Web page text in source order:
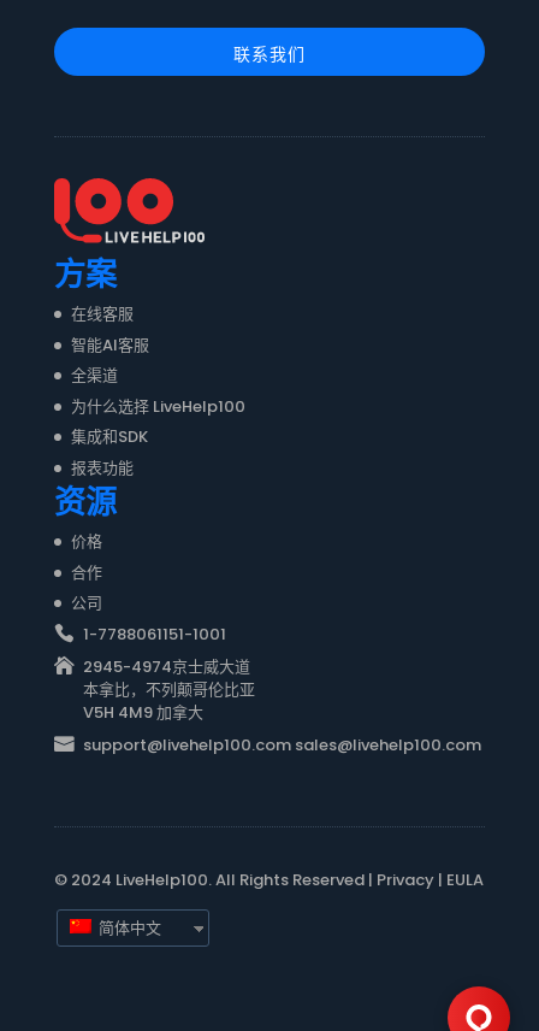
联系我们
方案
在线客服
智能AI客服
全渠道
为什么选择 LiveHelp100
集成和SDK
报表功能
资源
价格
合作
公司
1-7788061151-1001
2945-4974京士威大道
本拿比，不列颠哥伦比亚
V5H 4M9 加拿大
support@livehelp100.com sales@livehelp100.com
© 2024 LiveHelp100. All Rights Reserved | Privacy| EULA
简体中文